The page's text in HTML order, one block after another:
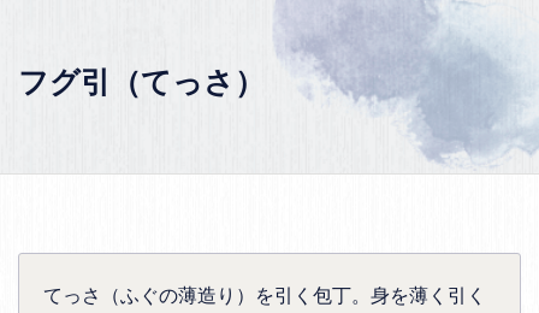
フグ引（てっさ）
てっさ（ふぐの薄造り）を引く包丁。身を薄く引く